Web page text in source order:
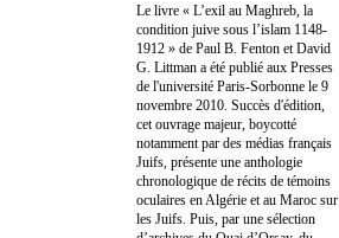
Le livre « L’exil au Maghreb, la
condition juive sous l’islam 1148-
1912 » de Paul B. Fenton et David
G. Littman a été publié aux Presses
de l'université Paris-Sorbonne le 9
novembre 2010. Succès d'édition,
cet ouvrage majeur, boycotté
notamment par des médias français
Juifs, présente une anthologie
chronologique de récits de témoins
oculaires en Algérie et au Maroc sur
les Juifs. Puis, par une sélection